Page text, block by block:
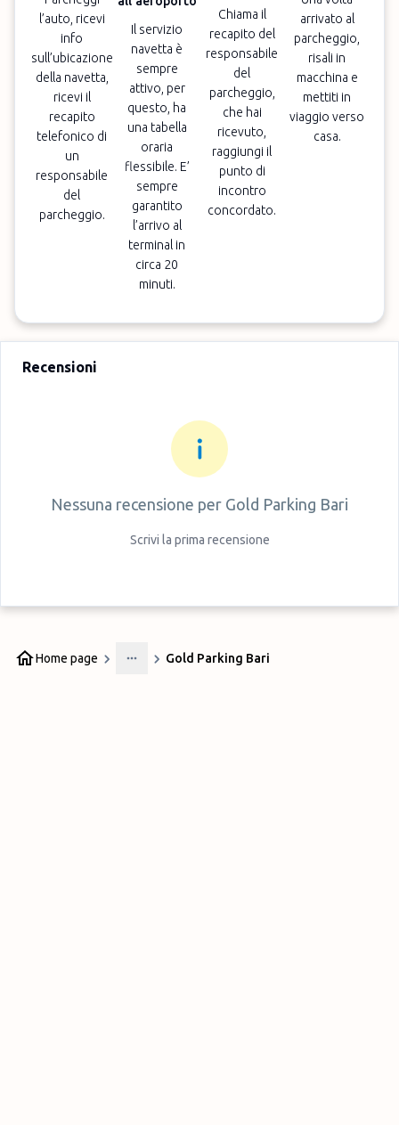
l’auto, ricevi
info
sull’ubicazione
della navetta,
ricevi il
recapito
telefonico di
un
responsabile
del
parcheggio.
Il servizio
navetta è
sempre
attivo, per
questo, ha
una tabella
oraria
flessibile. E’
sempre
garantito
l’arrivo al
terminal in
circa 20
minuti.
Chiama il
recapito del
responsabile
del
parcheggio,
che hai
ricevuto,
raggiungi il
punto di
incontro
concordato.
arrivato al
parcheggio,
risali in
macchina e
mettiti in
viaggio verso
casa.
Recensioni
Nessuna recensione per Gold Parking Bari
Scrivi la prima recensione
Home page
More
Gold Parking Bari